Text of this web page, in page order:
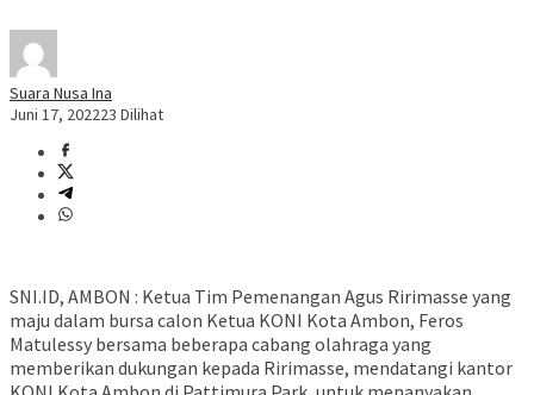
Suara Nusa Ina
Juni 17, 202223 Dilihat
SNI.ID, AMBON : Ketua Tim Pemenangan Agus Ririmasse yang
maju dalam bursa calon Ketua KONI Kota Ambon, Feros
Matulessy bersama beberapa cabang olahraga yang
memberikan dukungan kepada Ririmasse, mendatangi kantor